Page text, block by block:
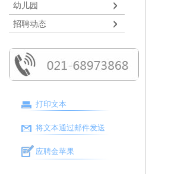
幼儿园
招聘动态
打印文本
将文本通过邮件发送
应聘金苹果